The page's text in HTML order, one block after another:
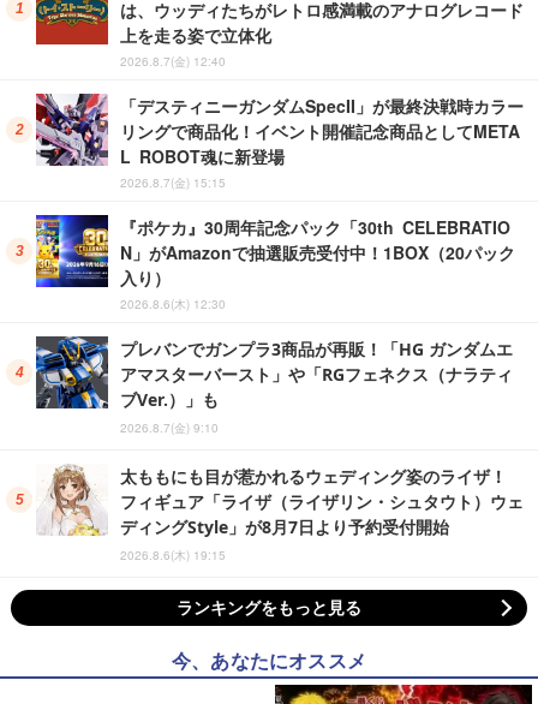
は、ウッディたちがレトロ感満載のアナログレコード
上を走る姿で立体化
2026.8.7(金) 12:40
「デスティニーガンダムSpecII」が最終決戦時カラー
リングで商品化！イベント開催記念商品としてMETA
L ROBOT魂に新登場
2026.8.7(金) 15:15
『ポケカ』30周年記念パック「30th CELEBRATIO
N」がAmazonで抽選販売受付中！1BOX（20パック
入り）
2026.8.6(木) 12:30
プレバンでガンプラ3商品が再販！「HG ガンダムエ
アマスターバースト」や「RGフェネクス（ナラティ
ブVer.）」も
2026.8.7(金) 9:10
太ももにも目が惹かれるウェディング姿のライザ！
フィギュア「ライザ（ライザリン・シュタウト）ウェ
ディングStyle」が8月7日より予約受付開始
2026.8.6(木) 19:15
ランキングをもっと見る
今、あなたにオススメ